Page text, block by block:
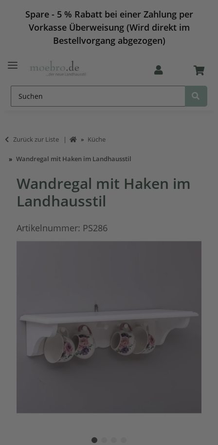
Spare - 5 % Rabatt bei einer Zahlung per
Vorkasse Überweisung (Wird direkt im
Bestellvorgang abgezogen)
Zurück zur Liste Küche
Wandregal mit Haken im Landhausstil
Wandregal mit Haken im
Landhausstil
Artikelnummer: PS286